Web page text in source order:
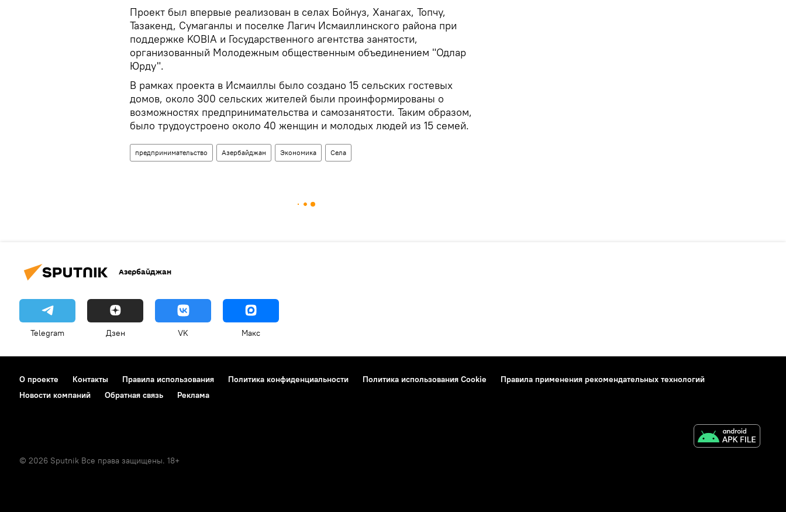
Проект был впервые реализован в селах Бойнуз, Ханагах, Топчу,
Тазакенд, Сумаганлы и поселке Лагич Исмаиллинского района при
поддержке KOBIA и Государственного агентства занятости,
организованный Молодежным общественным объединением "Одлар
Юрду".
В рамках проекта в Исмаиллы было создано 15 сельских гостевых
домов, около 300 сельских жителей были проинформированы о
возможностях предпринимательства и самозанятости. Таким образом,
было трудоустроено около 40 женщин и молодых людей из 15 семей.
предпринимательство Азербайджан Экономика Села
Азербайджан
Telegram Дзен VK Макс
О проекте Контакты Правила использования Политика конфиденциальности Политика использования Cookie
Правила применения рекомендательных технологий
Новости компаний
Обратная связь Реклама
© 2026 Sputnik Все права защищены. 18+